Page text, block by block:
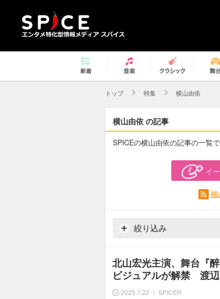
トップ 特集 横山由依
横山由依 の記事
SPICEの横山由依の記事の一覧
イ
横
絞り込み
北山宏光主演、舞台『
ビジュアルが解禁 渡
2025.7.22 ｜ SPICER